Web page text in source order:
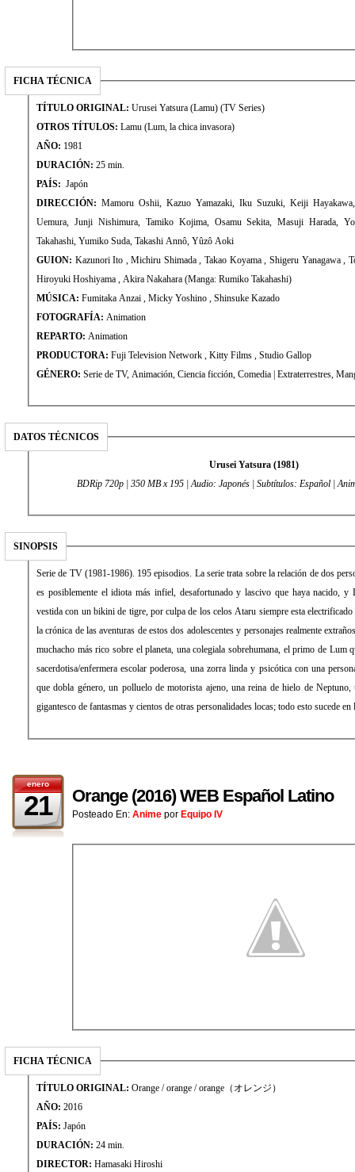
FICHA TÉCNICA
TÍTULO ORIGINAL: Urusei Yatsura (Lamu) (TV Series)
OTROS TÍTULOS: Lamu (Lum, la chica invasora)
AÑO: 1981
DURACIÓN: 25 min.
PAÍS: Japón
DIRECCIÓN: Mamoru Oshii, Kazuo Yamazaki, Iku Suzuki, Keiji
Uemura, Junji Nishimura, Tamiko Kojima, Osamu Sekita, Masuji Harada,
Takahashi, Yumiko Suda, Takashi Annô, Yûzô Aoki
GUION: Kazunori Ito , Michiru Shimada , Takao Koyama , Shigeru Yanagawa , Toshiki Inoue , Yû Yamamoto ,
Hiroyuki Hoshiyama , Akira Nakahara (Manga: Rumiko Takahashi)
MÚSICA:
Fumitaka Anzai , Micky Yoshino , Shinsuke Kazado
FOTOGRAFÍA: Animation
REPARTO: Animation
PRODUCTORA:
Fuji Television Network , Kitty Films , Studio Gallop
GÉNERO:
Serie de TV, Animación, Ciencia ficción,
DATOS TÉCNICOS
Urusei Yatsura (1981)
BDRip 720p | 350 MB x 195 | Audio: Japonés | Subtítulos: Español |
SINOPSIS
Serie de TV (1981-1986). 195 episodios. La serie trata sobre la relación de dos
es posiblemente el idiota más infiel, desafortunado y lascivo que haya nacido, y
vestida con un bikini de tigre, por culpa de los celos Ataru siempre esta
la crónica de las aventuras de estos dos adolescentes y personajes realmente
muchacho más rico sobre el planeta, una colegiala sobrehumana, el primo de Lum
sacerdotisa/enfermera escolar poderosa, una zorra linda y psicótica con una
que dobla género, un polluelo de motorista ajeno, una reina de hielo de
gigantesco de fantasmas y cientos de otras personalidades locas; todo esto sucede
enero
21 Orange (2016) WEB Español Latino
Posteado En: Anime por Equipo IV
FICHA TÉCNICA
TÍTULO ORIGINAL: Orange / orange / orange（オレンジ）
AÑO: 2016
PAÍS: Japón
DURACIÓN: 24 min.
DIRECTOR: Hamasaki Hiroshi